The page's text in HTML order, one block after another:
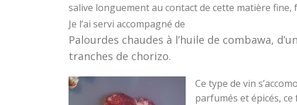
salive longuement au contact de cette matière fine,
Je l’ai servi accompagné de
Palourdes chaudes à l’huile de combawa,
tranches de chorizo.
Ce type de vin
parfumés et épicés,